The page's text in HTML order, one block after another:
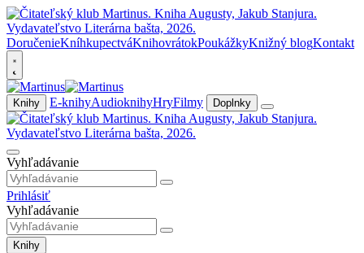
DoručenieKníhkupectváKnihovrátokPoukážkyKnižný blogKontakt
Knihy E-knihyAudioknihyHryFilmy Doplnky
Vyhľadávanie
Prihlásiť
Vyhľadávanie
Knihy